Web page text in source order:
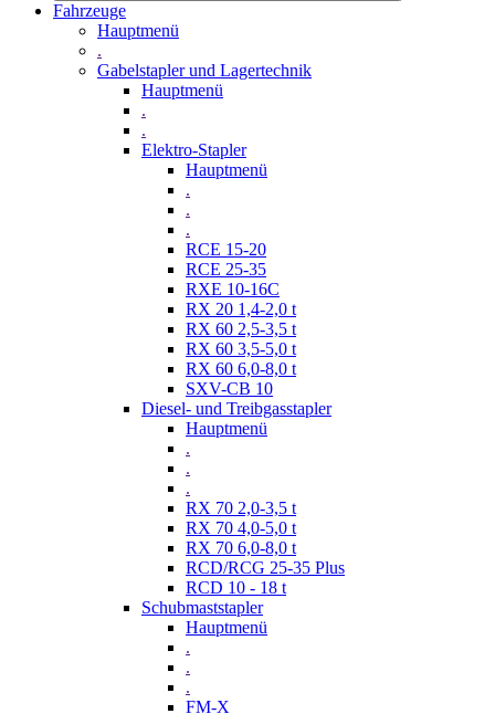
Fahrzeuge
Hauptmenü
.
Gabelstapler und Lagertechnik
Hauptmenü
.
.
Elektro-Stapler
Hauptmenü
.
.
.
RCE 15-20
RCE 25-35
RXE 10-16C
RX 20 1,4-2,0 t
RX 60 2,5-3,5 t
RX 60 3,5-5,0 t
RX 60 6,0-8,0 t
SXV-CB 10
Diesel- und Treibgasstapler
Hauptmenü
.
.
.
RX 70 2,0-3,5 t
RX 70 4,0-5,0 t
RX 70 6,0-8,0 t
RCD/RCG 25-35 Plus
RCD 10 - 18 t
Schubmaststapler
Hauptmenü
.
.
.
FM-X